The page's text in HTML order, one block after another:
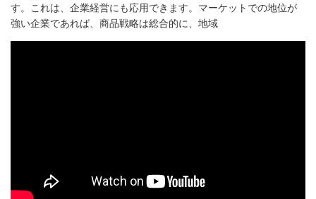
す。これは、企業経営にも応用できます。マーケットでの地位が
強い企業であれば、商品戦略は総合的に、地域